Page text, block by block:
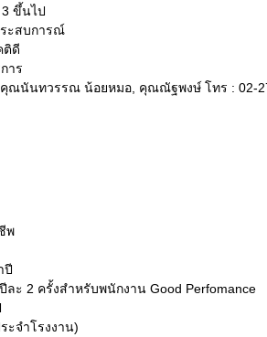
ขึ้นไป
ะสบการณ์
ติดี
าร
นันทวรรณ น้อยหมอ, คุณณัฐพงษ์ โทร : 02-
พ
ปี
ะ 2 ครั้งสำหรับพนักงาน Good Perfomance
ะจำโรงงาน)